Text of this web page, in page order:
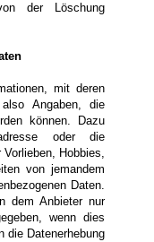
der Löschung
mit deren
Angaben, die
können. Dazu
oder die
Hobbies,
von jemandem
Daten.
dem Anbieter nur
wenn dies
die Datenerhebung